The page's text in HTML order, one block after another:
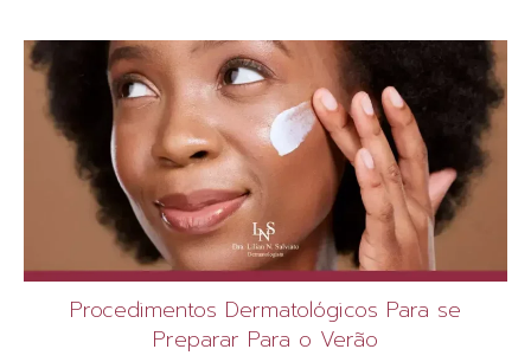
Procedimentos Dermatológicos Para se
Preparar Para o Verão